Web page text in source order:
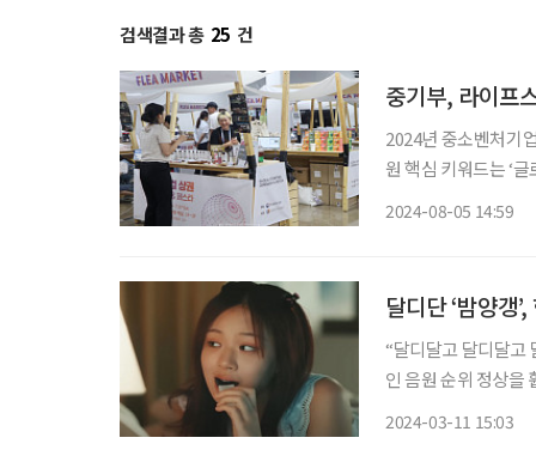
검색결과 총 25 건
중기부, 라이프
2024년 중소벤처기
원 핵심 키워드는 ‘글로컬’과 ‘단계별
2024-08-05 14:59
달디단 ‘밤양갱
“달디달고 달디달고
인 음원 순위 정상을
2024-03-11 15:03